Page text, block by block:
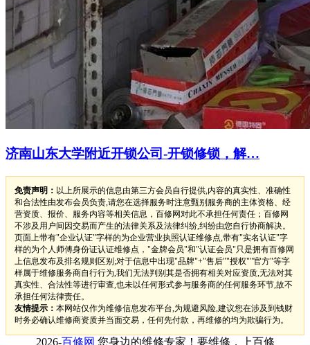
济南山东大学附近开锁公司-开锁修锁，解…
免责声明： 以上所展示的信息由第三方会员自行提供,内容的真实性、准确性
和合法性由发布会员负责,请您在选择服务时注意甄别服务商的主体资格、经
营资质、报价、服务内容等相关信息，百修网对此不承担任何责任；百修网
不涉及用户间因交易而产生的法律关系及法律纠纷,纠纷由您自行协商解决。
页面上带有"企业认证"字样的为企业营业执照认证维修点,带有"实名认证"字
样的为个人师傅身份证认证维修点，"金牌会员"和"认证会员"只是拥有百修网
上信息发布及排名规则区别;对于信息中出现"品牌"+"售后""授权""官方"等字
样属于维修服务商自行行为,我们无法判别其是否拥有相关对应资质,无法对其
真实性、合法性等进行审查,也未以任何形式参与服务商的任何服务环节,故不
承担任何法律责任。
友情提示： 本网站仅作为维修信息发布平台,为规避风险,建议您在涉及到钱财
时务必确认维修商资质并当面交易，任何先付款，再维修的均为欺骗行为。
2026-百修网 您身边的维修专家！要维修，上百修